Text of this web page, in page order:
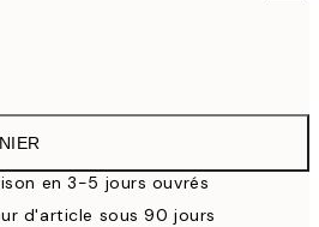
19,95 €
32,45 €
en 3-5 jours ouvrés
d'article sous 90 jours